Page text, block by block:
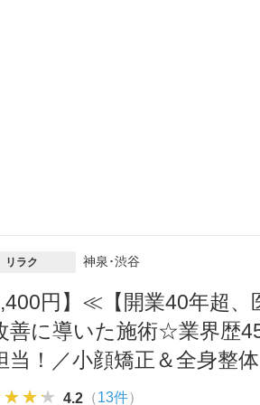
リラク 神泉･渋谷
円】≪【開業40年超、
善に導いた施術☆業界歴
当！／小顔矯正＆全身整
4.2 （13件）